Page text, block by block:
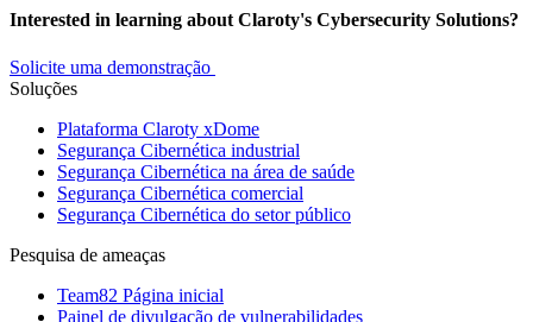
Interested in learning about Claroty's Cybersecurity Solutions?
Solicite uma demonstração
Soluções
Plataforma Claroty xDome
Segurança Cibernética industrial
Segurança Cibernética na área de saúde
Segurança Cibernética comercial
Segurança Cibernética do setor público
Pesquisa de ameaças
Team82 Página inicial
Painel de divulgação de vulnerabilidades